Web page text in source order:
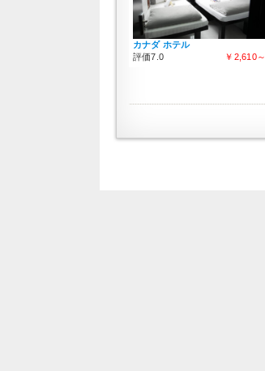
カナダ ホテル
評価7.0
￥2,610～